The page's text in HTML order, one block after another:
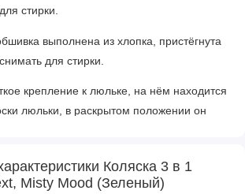
стирки.
выполнена из хлопка, пристёгнута
для стирки.
крепление к люльке, на нём находится
люльки, в раскрытом положении он
для защиты от солнца и дождя.
Коляска 3 в 1
Misty Mood (Зеленый)